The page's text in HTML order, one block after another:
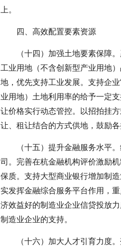
上。
四、高效配置要素资源
（十四）加强土地要素保障
工业用地（不含创新型产业用地
地，优先支持工业发展。支持企
业用地）土地利用率的给予一定
让价格实行动态管控。以招拍挂
让、租让结合的方式供地，鼓励
（十五）提升金融服务水平
司。完善在杭金融机构评价激励
保质。支持大型商业银行增加制
实发挥金融综合服务平台作用，
济效益好的制造业企业信贷投放
制造业企业的支持。
（十六）加大人才引育力度